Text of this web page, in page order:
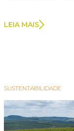
LEIA MAIS
SUSTENTABILIDADE